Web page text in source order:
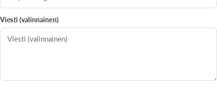
Viesti (valinnainen)